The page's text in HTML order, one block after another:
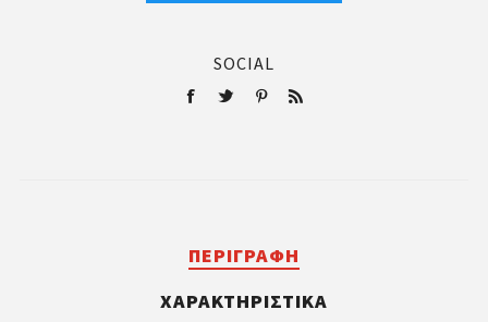
SOCIAL
ΠΕΡΙΓΡΑΦΉ
ΧΑΡΑΚΤΗΡΙΣΤΙΚΆ